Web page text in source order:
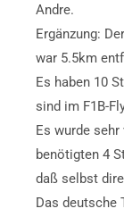
Andre.
Ergänzung:
war 5.5km
Es haben 10
sind im F1B-
Es wurde
benötigten 4
daß selbst
Das deutsche